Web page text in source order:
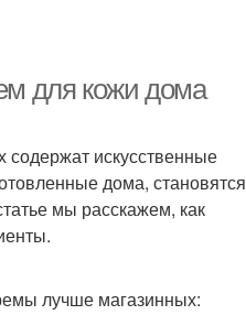
для кожи дома
содержат искусственные
дома, становятся
мы расскажем, как
лучше магазинных: